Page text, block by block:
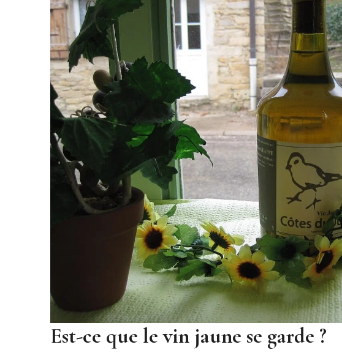
Est-ce que le vin jaune se garde ?